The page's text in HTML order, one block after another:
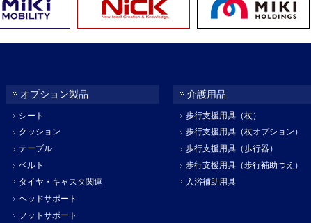
オプション製品
シート
クッション
テーブル
ベルト
タイヤ・キャスタ関連
ヘッドサポート
フットサポート
介護用品
歩行支援用具（杖）
歩行支援用具（杖オプション）
歩行支援用具（歩行器）
歩行支援用具（歩行補助つえ）
入浴補助用具